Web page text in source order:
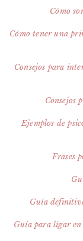
Cómo
Cómo tener una
Consejos para
Consejos
Ejemplos de
Frases
Guía
Guía para ligar en